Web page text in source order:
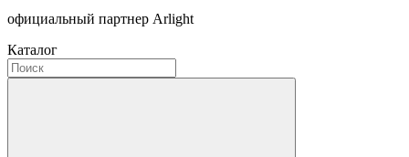
официальный партнер Arlight
Каталог